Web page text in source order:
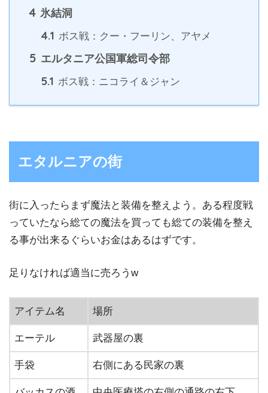
4 氷結洞
4.1 ボス戦：クー・フーリン、アヤメ
5 エルタニア公国軍総司令部
5.1 ボス戦：ニコライ＆ジャン
エタルニアの街
街に入ったらまず魔法と装備を整えよう。ある程度戦
っていたなら総ての魔法を買っても総ての装備を整え
る事が出来るぐらいお金はあるはずです。
足りなければ適当に売ろうw
アイテム名 場所
エーテル 武器屋の裏
手袋 右側にある民家の裏